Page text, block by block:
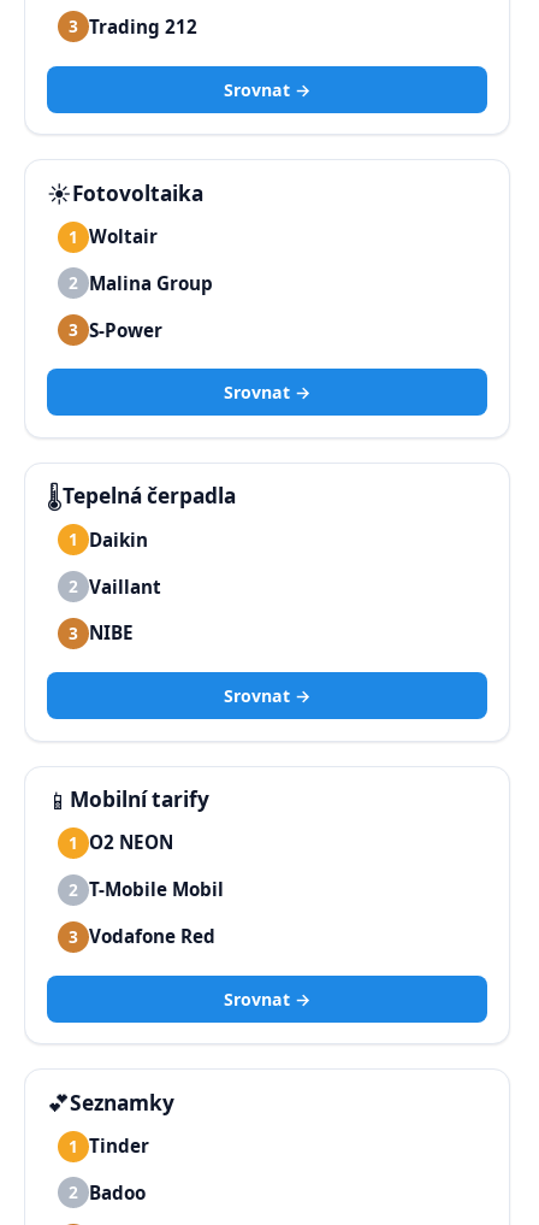
3 Trading 212
Srovnat →
☀️Fotovoltaika
1 Woltair
2 Malina Group
3 S-Power
Srovnat →
🌡️Tepelná čerpadla
1 Daikin
2 Vaillant
3 NIBE
Srovnat →
📱 Mobilní tarify
1 O2 NEON
2 T-Mobile Mobil
3 Vodafone Red
Srovnat →
💕Seznamky
1 Tinder
2 Badoo